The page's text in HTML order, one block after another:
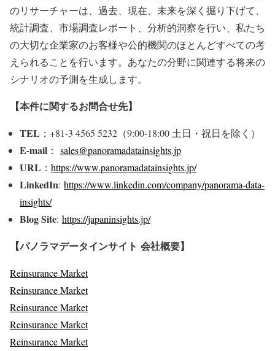
のリサーチャーは、過去、現在、未来を深く掘り下げて、
統計調査、市場調査レポート、分析的洞察を行い、私たち
の大切な企業家のお客様や公的機関のほとんどすべての考
えられることを行います。あなたの分野に関連する将来の
シナリオの予測を生成します。
【本件に関するお問合せ先】
TEL ：+81-3 4565 5232（9:00-18:00 土日・祝日を除く）
E-mail ： sales@panoramadatainsights.jp
URL ： https://www.panoramadatainsights.jp/
LinkedIn: https://www.linkedin.com/company/panorama-data-
insights/
Blog Site: https://japaninsights.jp/
【パノラマデータインサイト 会社概要】
Reinsurance Market
Reinsurance Market
Reinsurance Market
Reinsurance Market
Reinsurance Market